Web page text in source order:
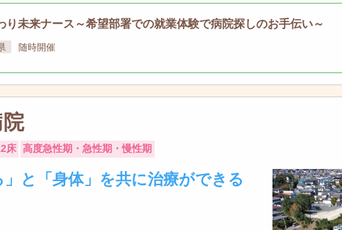
り未来ナース～希望部署での就業体験で病院探しのお手伝い～
随時開催
床 高度急性期・急性期・慢性期
」と「身体」を共に治療ができる